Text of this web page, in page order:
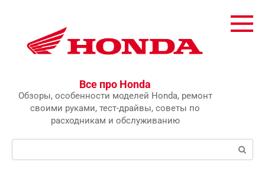
Все про Honda
Обзоры, особенности моделей Honda, ремонт
своими руками, тест-драйвы, советы по
расходникам и обслуживанию